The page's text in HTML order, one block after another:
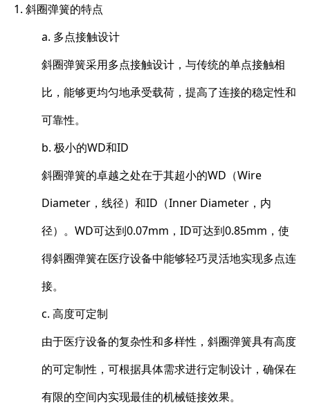
1. 斜圈弹簧的特点
a. 多点接触设计
斜圈弹簧采用多点接触设计，与传统的单点接触相
比，能够更均匀地承受载荷，提高了连接的稳定性和
可靠性。
b. 极小的WD和ID
斜圈弹簧的卓越之处在于其超小的WD（Wire
Diameter，线径）和ID（Inner Diameter，内
径）。WD可达到0.07mm，ID可达到0.85mm，使
得斜圈弹簧在医疗设备中能够轻巧灵活地实现多点连
接。
c. 高度可定制
由于医疗设备的复杂性和多样性，斜圈弹簧具有高度
的可定制性，可根据具体需求进行定制设计，确保在
有限的空间内实现最佳的机械链接效果。